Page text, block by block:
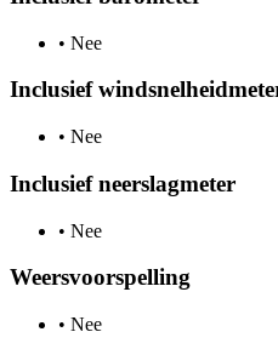
• Nee
Inclusief
• Nee
Inclusief neerslagmeter
• Nee
Weersvoorspelling
• Nee